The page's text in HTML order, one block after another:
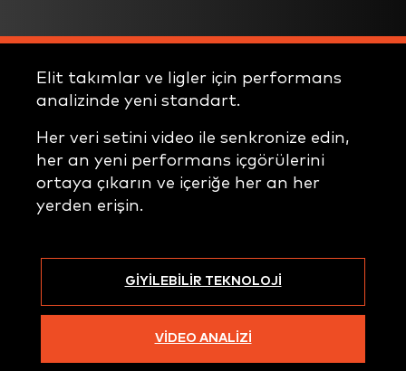
Elit takımlar ve ligler için performans
analizinde yeni standart.
Her veri setini video ile senkronize edin,
her an yeni performans içgörülerini
ortaya çıkarın ve içeriğe her an her
yerden erişin.
GIYILEBILIR TEKNOLOJI
VIDEO ANALIZI